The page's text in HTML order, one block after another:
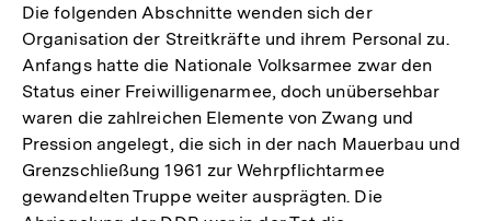
Die folgenden Abschnitte wenden sich der
Organisation der Streitkräfte und ihrem Personal zu.
Anfangs hatte die Nationale Volksarmee zwar den
Status einer Freiwilligenarmee, doch unübersehbar
waren die zahlreichen Elemente von Zwang und
Pression angelegt, die sich in der nach Mauerbau und
Grenzschließung 1961 zur Wehrpflichtarmee
gewandelten Truppe weiter ausprägten. Die